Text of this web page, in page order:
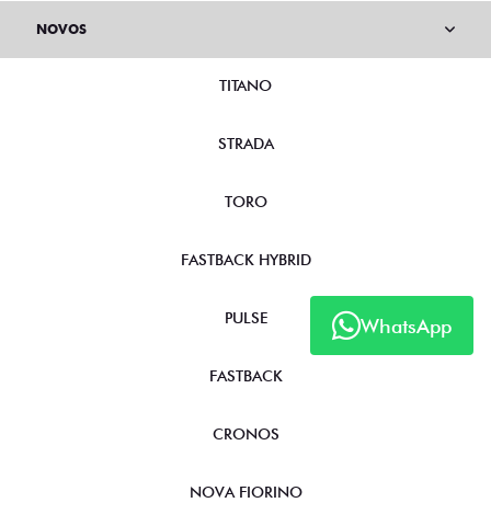
WhatsApp
NOVOS
TITANO
STRADA
TORO
FASTBACK HYBRID
PULSE
FASTBACK
CRONOS
NOVA FIORINO